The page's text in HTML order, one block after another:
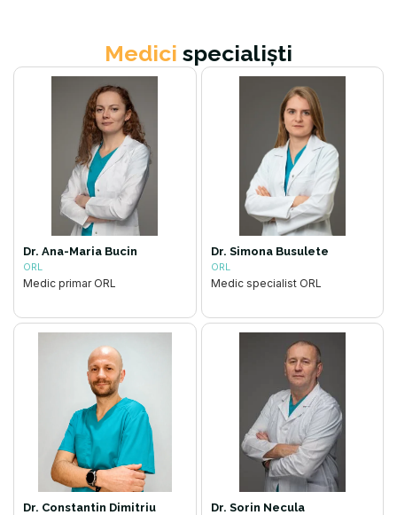
Medici specialiști
Dr. Ana-Maria Bucin
ORL
Medic primar ORL
Dr. Simona Busulete
ORL
Medic specialist ORL
Dr. Constantin Dimitriu Dr. Sorin Necula